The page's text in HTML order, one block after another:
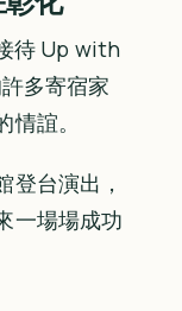
待 Up with
多寄宿家
誼。
登台演出，
一場場成功